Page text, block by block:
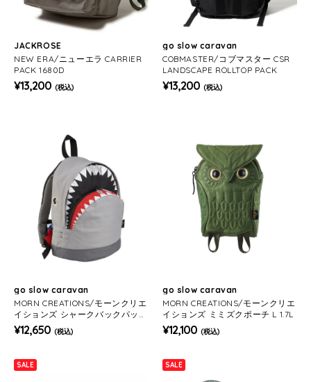
JACKROSE
NEW ERA/ニューエラ CARRIER
PACK 1680D
¥13,200 (税込)
go slow caravan
COBMASTER/コブマスター CSR
LANDSCAPE ROLLTOP PACK
¥13,200 (税込)
go slow caravan
MORN CREATIONS/モーンクリエ
イションズ シャークバックパック
M 11L
¥12,650 (税込)
go slow caravan
MORN CREATIONS/モーンクリエ
イションズ ミミズクポーチ L 1.7L
¥12,100 (税込)
SALE SALE